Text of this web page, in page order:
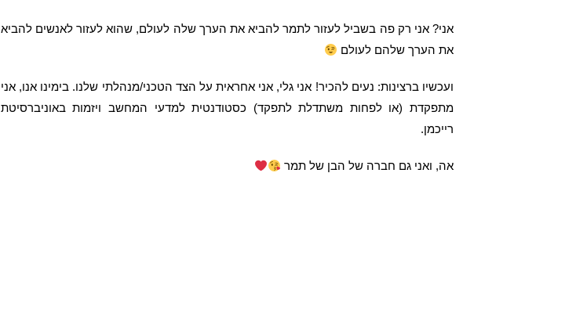
אני? אני רק פה בשביל לעזור לתמר להביא את הערך שלה לעולם, שהוא לעזור לאנשים להביא
את הערך שלהם לעולם
ועכשיו ברצינות: נעים להכיר! אני גלי, אני אחראית על הצד הטכני/מנהלתי שלנו. בימינו אנו, אני
מתפקדת (או לפחות משתדלת לתפקד) כסטודנטית למדעי המחשב ויזמות באוניברסיטת
רייכמן.
אה, ואני גם חברה של הבן של תמר